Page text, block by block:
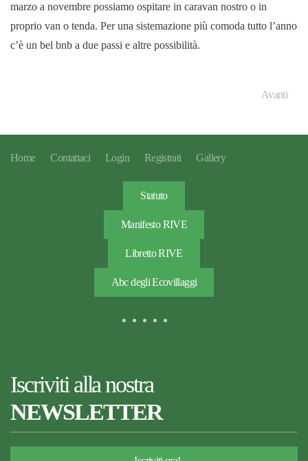
marzo a novembre possiamo ospitare in caravan nostro o in
proprio van o tenda. Per una sistemazione più comoda tutto l’anno
c’è un bel bnb a due passi e altre possibilità.
Avanti
Home Contattaci Login Registrati Gallery
Statuto
Manifesto RIVE
Libretto RIVE
Abc degli Ecovillaggi
Iscriviti alla nostra
NEWSLETTER